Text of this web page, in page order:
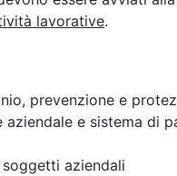
lavorative.
prevenzione e
e sistema di
aziendali